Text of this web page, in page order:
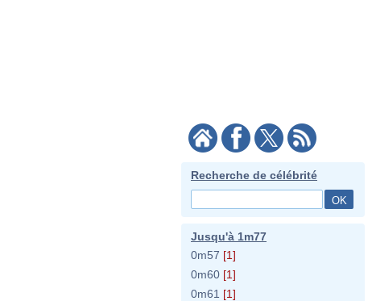
Recherche de célébrité
Jusqu'à 1m77
0m57 [1]
0m60 [1]
0m61 [1]